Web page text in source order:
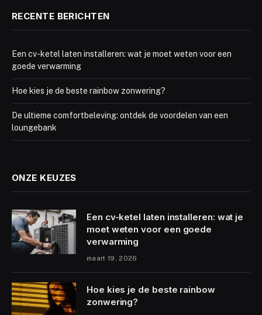
RECENTE BERICHTEN
Een cv-ketel laten installeren: wat je moet weten voor een
goede verwarming
Hoe kies je de beste rainbow zonwering?
De ultieme comfortbeleving: ontdek de voordelen van een
loungebank
ONZE KEUZES
Een cv-ketel laten installeren: wat je
moet weten voor een goede
verwarming
maart 19, 2026
Hoe kies je de beste rainbow
zonwering?